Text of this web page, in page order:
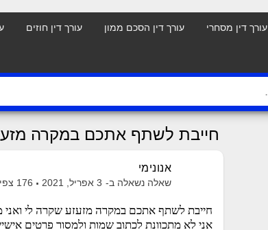
עורך דין מסחרי עורך דין הסכם ממון עורך דין חוזים
חייבת לשתף אתכם במקרה
אנונימי
שאלה נשאלה ב- 3 אפריל, 2021 176
חייבת לשתף אתכם במקרה מזעזע שקרה לי